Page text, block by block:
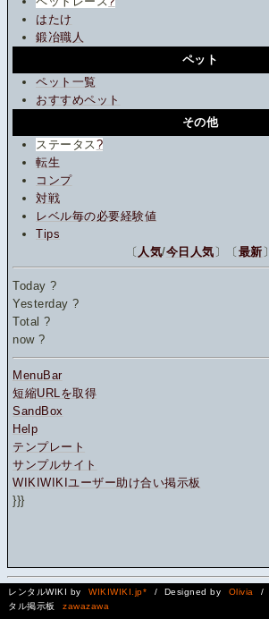
はたけ
鍛冶職人
ペット
ペット一覧
おすすめペット
その他
ステータス ?
転生
コンプ
対戦
レベル毎の必要経験値
Tips
〔 人気/今日人気 〕〔 最新 〕
Today?
Yesterday?
Total?
now?
MenuBar
短縮URLを取得
SandBox
Help
テンプレート
サンプルサイト
WIKIWIKIユーザー助け合い掲示板
}}}
レンタルWIKI by WIKIWIKI.jp* / Designed by Olivia /
タル掲示板
zawazawa